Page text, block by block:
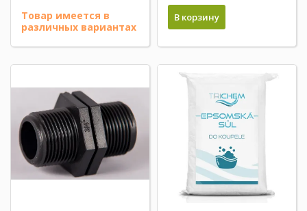
Товар имеется в
различных вариантах
В корзину